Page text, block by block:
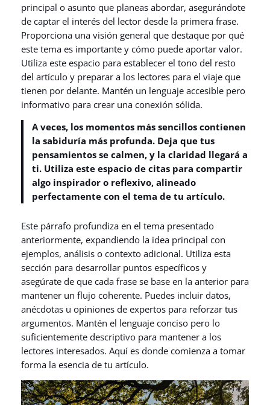
principal o asunto que planeas abordar, asegurándote
de captar el interés del lector desde la primera frase.
Proporciona una visión general que destaque por qué
este tema es importante y cómo puede aportar valor.
Utiliza este espacio para establecer el tono del resto
del artículo y preparar a los lectores para el viaje que
tienen por delante. Mantén un lenguaje accesible pero
informativo para crear una conexión sólida.
A veces, los momentos más sencillos contienen
la sabiduría más profunda. Deja que tus
pensamientos se calmen, y la claridad llegará a
ti. Utiliza este espacio de citas para compartir
algo inspirador o reflexivo, alineado
perfectamente con el tema de tu artículo.
Este párrafo profundiza en el tema presentado
anteriormente, expandiendo la idea principal con
ejemplos, análisis o contexto adicional. Utiliza esta
sección para desarrollar puntos específicos y
asegúrate de que cada frase se base en la anterior para
mantener un flujo coherente. Puedes incluir datos,
anécdotas u opiniones de expertos para reforzar tus
argumentos. Mantén el lenguaje conciso pero lo
suficientemente descriptivo para mantener a los
lectores interesados. Aquí es donde comienza a tomar
forma la esencia de tu artículo.